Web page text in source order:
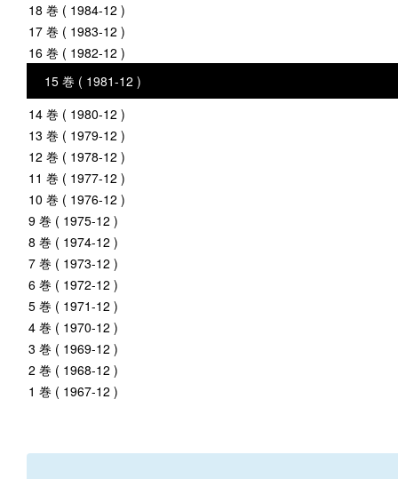
18 巻 ( 1984-12 )
17 巻 ( 1983-12 )
16 巻 ( 1982-12 )
15 巻 ( 1981-12 )
14 巻 ( 1980-12 )
13 巻 ( 1979-12 )
12 巻 ( 1978-12 )
11 巻 ( 1977-12 )
10 巻 ( 1976-12 )
9 巻 ( 1975-12 )
8 巻 ( 1974-12 )
7 巻 ( 1973-12 )
6 巻 ( 1972-12 )
5 巻 ( 1971-12 )
4 巻 ( 1970-12 )
3 巻 ( 1969-12 )
2 巻 ( 1968-12 )
1 巻 ( 1967-12 )